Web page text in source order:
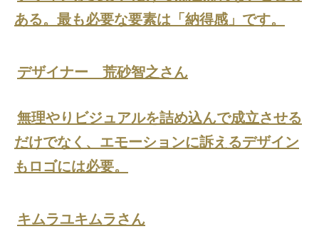
ある。最も必要な要素は「納得感」です。
デザイナー 荒砂智之さん
無理やりビジュアルを詰め込んで成立させる
だけでなく、エモーションに訴えるデザイン
もロゴには必要。
キムラユキムラさん